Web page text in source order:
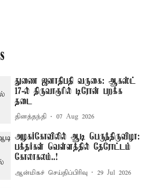
துணை ஜனாதிபதி வருகை: ஆகஸ்ட்
17-ல் திருவாரூரில் டிரோன் பறக்க
தடை
தினத்தந்தி 07 Aug 2026
அழகர்கோவிலில் ஆடி பெருந்திருவிழா:
பக்தர்கள் வெள்ளத்தில் தேரோட்டம்
கோலாகலம்..!
ஆன்மிகச் செய்திப்பிரிவு 29 Jul 2026